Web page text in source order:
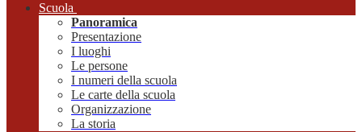
Scuola
Panoramica
Presentazione
I luoghi
Le persone
I numeri della scuola
Le carte della scuola
Organizzazione
La storia